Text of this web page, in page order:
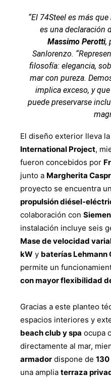
“El 74Steel es más
es una declaración
Massimo Perotti,
Sanlorenzo.
filosofía: elegancia,
mar con pureza.
implica exceso, y
puede preservarse
El diseño exterior lleva
International Project,
fueron concebidos por
junto a Margherita
proyecto se encuentra un
propulsión diésel-
colaboración con
instalación incluye seis
Mase de velocidad
kW y baterías Lehmann
permite un
con mayor flexibilidad
Gracias a este planteo
espacios interiores y
beach club y spa ocupa
directamente al mar,
armador dispone de 130
una amplia terraza